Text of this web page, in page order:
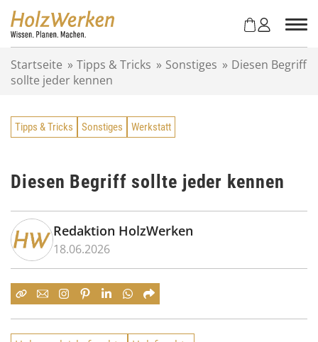
Startseite » Tipps & Tricks » Sonstiges » Diesen Begriff
sollte jeder kennen
Tipps & Tricks Sonstiges Werkstatt
Diesen Begriff sollte jeder kennen
Redaktion HolzWerken
18.06.2026